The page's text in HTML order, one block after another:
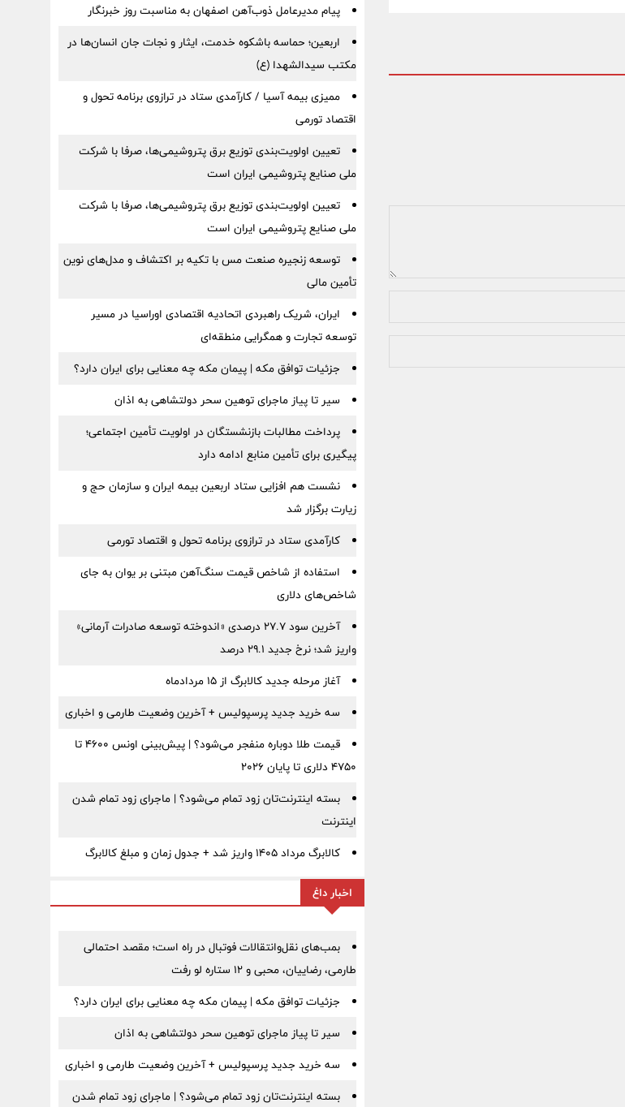
پیام مدیرعامل ذوب‌آهن اصفهان به مناسبت روز خبرنگار
اربعین؛ حماسه باشکوه خدمت، ایثار و نجات جان انسان‌ها در
مکتب سیدالشهدا (ع)
ممیزی بیمه آسیا / کارآمدی ستاد در ترازوی برنامه تحول و
اقتصاد تورمی
تعیین اولویت‌بندی توزیع برق پتروشیمی‌ها، صرفا با شرکت
ملی صنایع پتروشیمی ایران است
تعیین اولویت‌بندی توزیع برق پتروشیمی‌ها، صرفا با شرکت
ملی صنایع پتروشیمی ایران است
توسعه زنجیره صنعت مس با تکیه بر اکتشاف و مدل‌های نوین
تأمین مالی
ایران، شریک راهبردی اتحادیه اقتصادی اوراسیا در مسیر
توسعه تجارت و همگرایی منطقه‌ای
جزئیات توافق مکه | پیمان مکه چه معنایی برای ایران دارد؟
سیر تا پیاز ماجرای توهین سحر دولتشاهی به اذان
پرداخت مطالبات بازنشستگان در اولویت تأمین اجتماعی؛
پیگیری برای تأمین منابع ادامه دارد
نشست هم افزایی ستاد اربعین بیمه ایران و سازمان حج و
زیارت برگزار شد
کارآمدی ستاد در ترازوی برنامه تحول و اقتصاد تورمی
استفاده از شاخص قیمت سنگ‌آهن مبتنی بر یوان به جای
شاخص‌های دلاری
آخرین سود ۲۷.۷ درصدی «اندوخته توسعه صادرات آرمانی»
واریز شد؛ نرخ جدید ۲۹.۱ درصد
آغاز مرحله جدید کالابرگ از ۱۵ مردادماه
سه خرید جدید پرسپولیس + آخرین وضعیت طارمی و اخباری
قیمت طلا دوباره منفجر می‌شود؟ | پیش‌بینی اونس ۴۶۰۰ تا
۴۷۵۰ دلاری تا پایان ۲۰۲۶
بسته اینترنت‌تان زود تمام می‌شود؟ | ماجرای زود تمام شدن
اینترنت
کالابرگ مرداد ۱۴۰۵ واریز شد + جدول زمان و مبلغ کالابرگ
اخبار داغ
بمب‌های نقل‌وانتقالات فوتبال در راه است؛ مقصد احتمالی
طارمی، رضاییان، محبی و ۱۲ ستاره لو رفت
جزئیات توافق مکه | پیمان مکه چه معنایی برای ایران دارد؟
سیر تا پیاز ماجرای توهین سحر دولتشاهی به اذان
سه خرید جدید پرسپولیس + آخرین وضعیت طارمی و اخباری
بسته اینترنت‌تان زود تمام می‌شود؟ | ماجرای زود تمام شدن